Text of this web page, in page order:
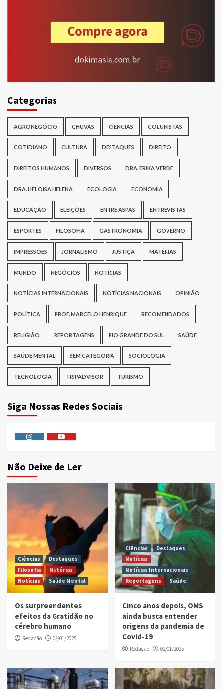
Categorias
AGRONEGÓCIO CHUVAS CIÊNCIAS COLUNISTAS
COTIDIANO CULTURA DESTAQUES DIREITO
DIREITOS HUMANOS DIVERSOS DRA. ERIKA VERDE
DRA. HELOISA HELENA ECOLOGIA ECONOMIA
EDUCAÇÃO ELEIÇÕES ENTRE ASPAS ENTREVISTAS
ESPORTES FILOSOFIA GASTRONOMIA GOVERNO
IMPRESSÕES JORNALISMO JUSTIÇA MATÉRIAS
MUNDO NEGÓCIOS NOTÍCIAS
NOTÍCIAS INTERNACIONAIS NOTÍCIAS NACIONAIS OPINIÃO
POLÍTICA PROF. MARCELO HENRIQUE RECOMENDADOS
RELIGIÃO REPORTAGENS RIO GRANDE DO SUL SAÚDE
SAÚDE MENTAL SEM CATEGORIA SOCIOLOGIA
TECNOLOGIA TRIPADVISOR TURISMO
Siga Nossas Redes Sociais
Não Deixe de Ler
Ciências
Destaques
Filosofia
Matérias
Notícias
Saúde Mental
Os surpreendentes
efeitos da Gratidão no
cérebro humano
Redação 02/01/2025
Ciências
Destaques
Notícias
Notícias Internacionais
Reportagens
Saúde
Cinco anos depois, OMS
ainda busca entender
origens da pandemia de
Covid-19
Redação 02/01/2025